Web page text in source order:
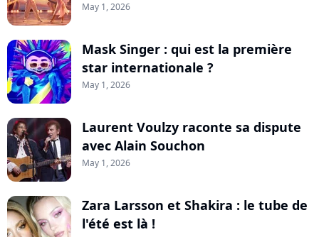
May 1, 2026
Mask Singer : qui est la première
star internationale ?
May 1, 2026
Laurent Voulzy raconte sa dispute
avec Alain Souchon
May 1, 2026
Zara Larsson et Shakira : le tube de
l'été est là !